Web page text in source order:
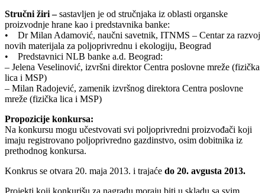
Stručni žiri –sastavljen je od stručnjaka iz oblasti organske
proizvodnje hrane kao i predstavnika banke:
• Dr Milan Adamović, naučni savetnik, ITNMS – Centar za razvoj
novih materijala za poljoprivrednu i ekologiju, Beograd
• Predstavnici NLB banke a.d. Beograd:
– Jelena Veselinović, izvršni direktor Centra poslovne mreže (fizička
lica i MSP)
– Milan Radojević, zamenik izvršnog direktora Centra poslovne
mreže (fizička lica i MSP)
Propozicije konkursa:
Na konkursu mogu učestvovati svi poljoprivredni proizvođači koji
imaju registrovano poljoprivredno gazdinstvo, osim dobitnika iz
prethodnog konkursa.
Konkrus se otvara 20. maja 2013. i trajaće do 20. avgusta 2013.